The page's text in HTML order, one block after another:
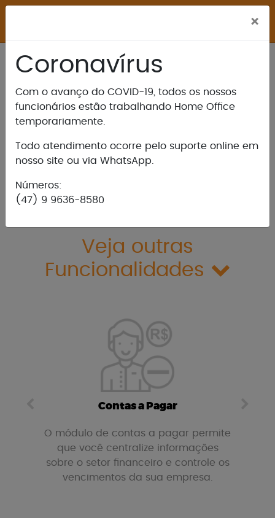
mais / Ocultar
Integração com catracas e
leitores biométricos
Veja outras
Funcionalidades
Contas a Pagar
O módulo de contas a pagar permite
que você centralize informações
sobre o setor financeiro e controle os
vencimentos da sua empresa.
×
Coronavírus
Com o avanço do COVID-19, todos os nossos
funcionários estão trabalhando Home Office
temporariamente.
Todo atendimento ocorre pelo suporte online em
nosso site ou via WhatsApp.
Números:
(47) 9 9636-8580